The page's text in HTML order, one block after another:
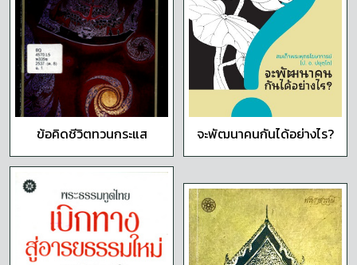
ข้อคิดชีวิตทวนกระแส จะพัฒนาคนกันได้อย่างไร?